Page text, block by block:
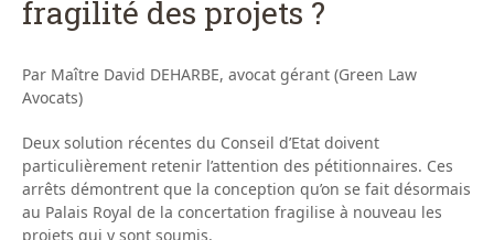
fragilité des projets ?
Par Maître David DEHARBE, avocat gérant (Green Law
Avocats)
Deux solution récentes du Conseil d’Etat doivent
particulièrement retenir l’attention des pétitionnaires. Ces
arrêts démontrent que la conception qu’on se fait désormais
au Palais Royal de la concertation fragilise à nouveau les
projets qui y sont soumis.